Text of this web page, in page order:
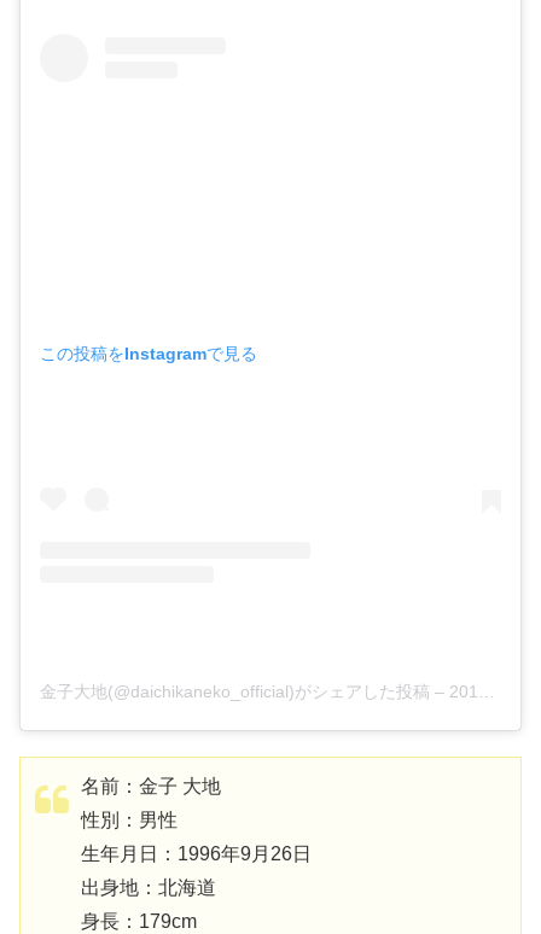
この投稿をInstagramで見る
金子大地(@daichikaneko_official)がシェアした投稿 – 2019年 8月月23日午前5時53分PDT
名前：金子 大地
性別：男性
生年月日：1996年9月26日
出身地：北海道
身長：179cm